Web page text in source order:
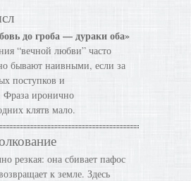
до гроба — дураки оба»
“вечной любви” часто
бывают наивными, если за
поступков и
Фраза иронично
клятв мало.
резкая: она сбивает пафос
к земле. Здесь